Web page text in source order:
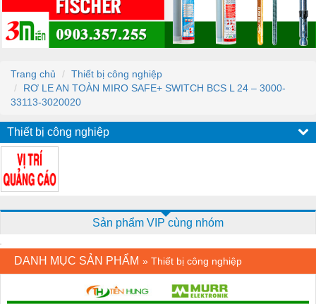
Trang chủ
Thiết bị công nghiệp
RƠ LE AN TOÀN MIRO SAFE+ SWITCH BCS L 24 – 3000-
33113-3020020
Thiết bị công nghiệp
Sản phẩm VIP cùng nhóm
DANH MỤC SẢN PHẨM » Thiết bị công nghiệp